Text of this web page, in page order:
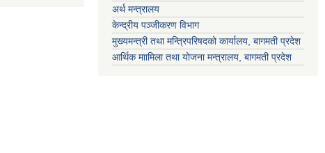
अर्थ मन्त्रालय
केन्द्रीय पञ्जीकरण विभाग
मुख्यमन्त्री तथा मन्त्रिपरिषदको कार्यालय, बागमती प्रदेश
आर्थिक माामिला तथा योजना मन्त्रालय, बागमती प्रदेश